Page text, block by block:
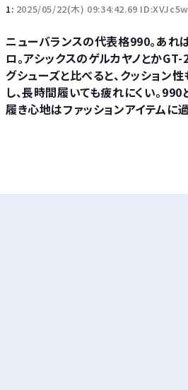
1: 2025/05/22(木) 09:34:42.69
ニューバランスの代表格990。あれ
ロ。アシックスのゲルカヤノとか
グシューズと比べると、クッション
し、長時間履いても疲れにくい。990
履き心地はファッションアイテムに